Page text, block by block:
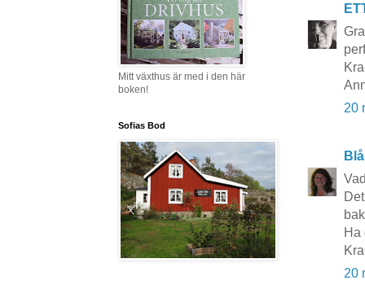
20
Ha
20
Mitt växthus är med i den här
boken!
Sofias Bod